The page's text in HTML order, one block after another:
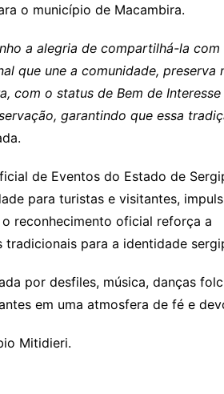
o município de Macambira.
a alegria de compartilhá-la
que une a comunidade, preserva
com o status de Bem de Interesse
garantindo que essa
de Eventos do Estado de
para turistas e visitantes,
reconhecimento oficial reforça a
para a identidade
por desfiles, música, danças
em uma atmosfera de fé e
Mitidieri.